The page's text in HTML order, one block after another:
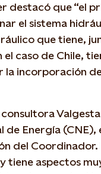
destacó que “el
el sistema
que tiene,
caso de Chile,
la incorporación
Energía (CNE),
del Coordinador.
tiene aspectos